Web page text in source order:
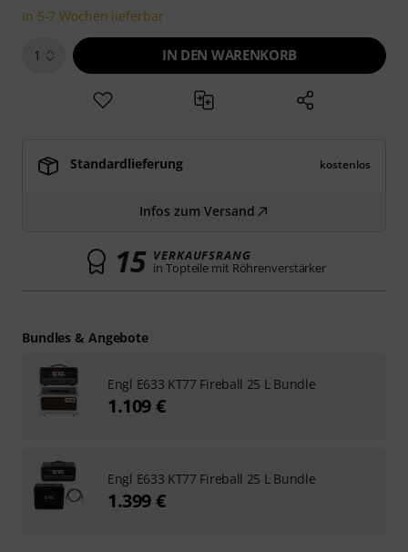
In 5-7 Wochen lieferbar
1 IN DEN WARENKORB
Standardlieferung kostenlos
Infos zum Versand
15 VERKAUFSRANG
in Topteile mit Röhrenverstärker
Bundles & Angebote
Engl E633 KT77 Fireball 25 L Bundle
1.109 €
Engl E633 KT77 Fireball 25 L Bundle
1.399 €